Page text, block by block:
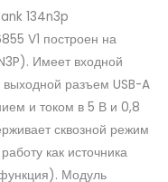
134n3p
V1 построен на
Имеет входной
разъем USB-A
и током в 5 В и 0,8
сквозной режим
как источника
Модуль